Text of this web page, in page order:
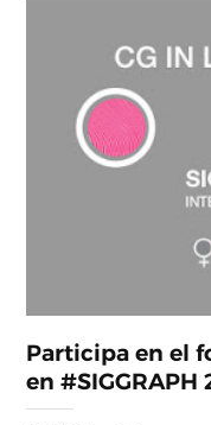
Participa en el
en #SIGGRAPH